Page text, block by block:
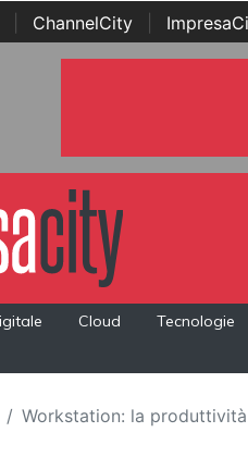
ChannelCity
Cloud Tecnologie
Workstation: la